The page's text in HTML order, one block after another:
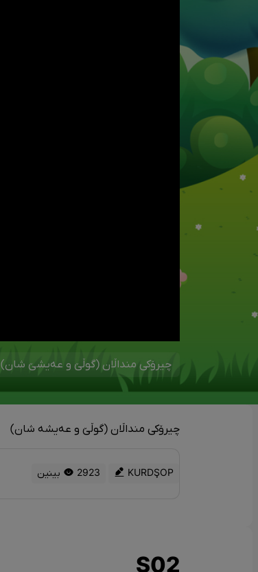
چیرۆکی منداڵان (گوڵێ و عەیشێ شان)
چیرۆکی منداڵان (گوڵێ و عەیشە شان)
KURDŞOP 2923 بینین